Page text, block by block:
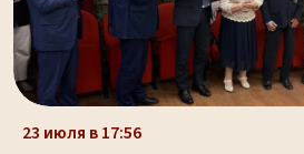
23 июля в 17:56